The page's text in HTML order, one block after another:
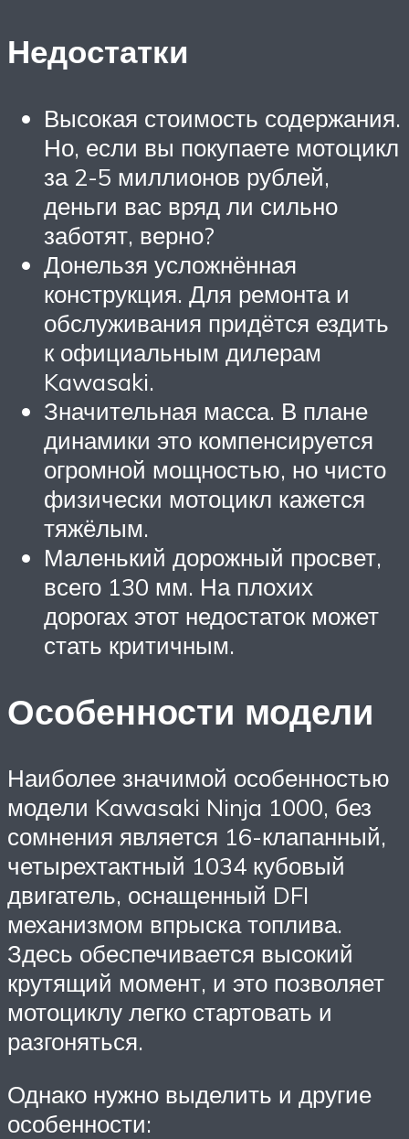
Недостатки
Высокая стоимость содержания.
Но, если вы покупаете мотоцикл
за 2-5 миллионов рублей,
деньги вас вряд ли сильно
заботят, верно?
Донельзя усложнённая
конструкция. Для ремонта и
обслуживания придётся ездить
к официальным дилерам
Kawasaki.
Значительная масса. В плане
динамики это компенсируется
огромной мощностью, но чисто
физически мотоцикл кажется
тяжёлым.
Маленький дорожный просвет,
всего 130 мм. На плохих
дорогах этот недостаток может
стать критичным.
Особенности модели
Наиболее значимой особенностью
модели Kawasaki Ninja 1000, без
сомнения является 16-клапанный,
четырехтактный 1034 кубовый
двигатель, оснащенный DFI
механизмом впрыска топлива.
Здесь обеспечивается высокий
крутящий момент, и это позволяет
мотоциклу легко стартовать и
разгоняться.
Однако нужно выделить и другие
особенности: